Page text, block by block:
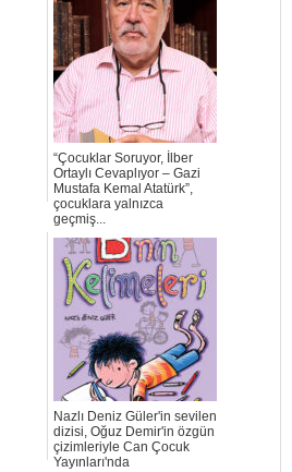
“Çocuklar Soruyor, İlber
Ortaylı Cevaplıyor – Gazi
Mustafa Kemal Atatürk”,
çocuklara yalnızca
geçmiş...
Nazlı Deniz Güler'in sevilen
dizisi, Oğuz Demir'in özgün
çizimleriyle Can Çocuk
Yayınları'nda